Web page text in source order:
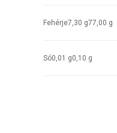
Fehérje7,30 g77,00 g
Só0,01 g0,10 g